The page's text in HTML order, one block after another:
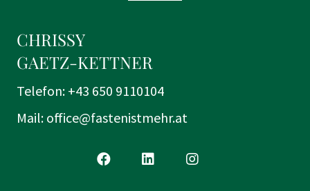
CHRISSY
GAETZ-KETTNER
Telefon: +43 650 9110104
Mail: office@fastenistmehr.at